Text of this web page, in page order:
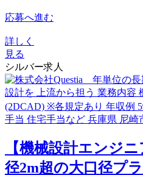
応募へ進む
詳しく
見る
シルバー求人
【機械設計エンジ
径2m超の大口径プ